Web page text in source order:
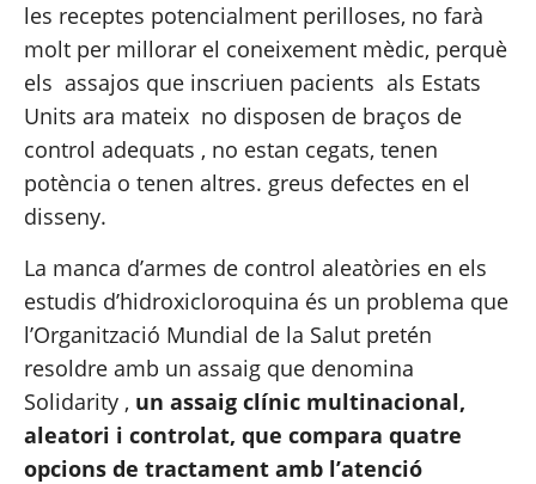
les receptes potencialment perilloses, no farà
molt per millorar el coneixement mèdic, perquè
els assajos que inscriuen pacients als Estats
Units ara mateix no disposen de braços de
control adequats , no estan cegats, tenen
potència o tenen altres. greus defectes en el
disseny.
La manca d’armes de control aleatòries en els
estudis d’hidroxicloroquina és un problema que
l’Organització Mundial de la Salut pretén
Solidarity , un assaig clínic multinacional,
aleatori i controlat, que compara quatre
opcions de tractament amb l’atenció